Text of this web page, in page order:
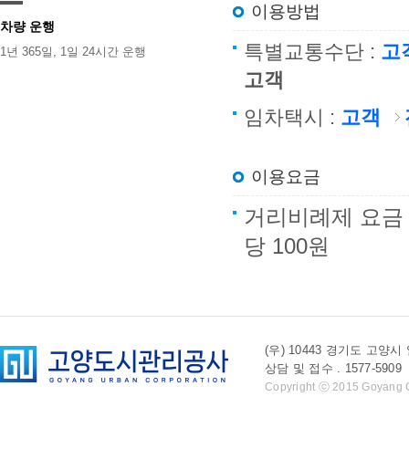
차량 운행
1년 365일, 1일 24시간 운행
이용방법
특별교통수단 : 고
고객
임차택시 : 고객
이용요금
거리비례제 요
당 100원
(우) 10443 경기도 고양시
상담 및 접수 . 1577-
Copyright ⓒ 2015 Goyang